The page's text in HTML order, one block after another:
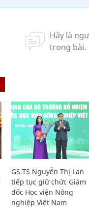
GS.TS Nguyễn Thị Lan
tiếp tục giữ chức Giám
đốc Học viện Nông
nghiệp Việt Nam